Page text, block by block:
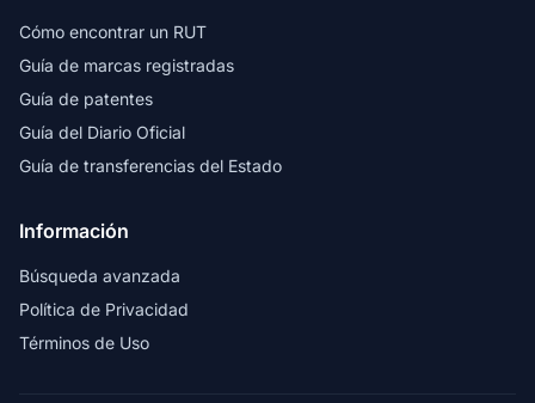
Cómo encontrar un RUT
Guía de marcas registradas
Guía de patentes
Guía del Diario Oficial
Guía de transferencias del Estado
Información
Búsqueda avanzada
Política de Privacidad
Términos de Uso